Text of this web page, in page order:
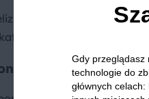
– podczas
kruszonkę,
sprawdzone w
Gdy przeglądasz
technologie do
głównych